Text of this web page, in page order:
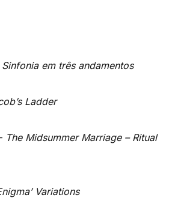
Sinfonia em três andamentos
Ladder
The Midsummer Marriage – Ritual
Variations